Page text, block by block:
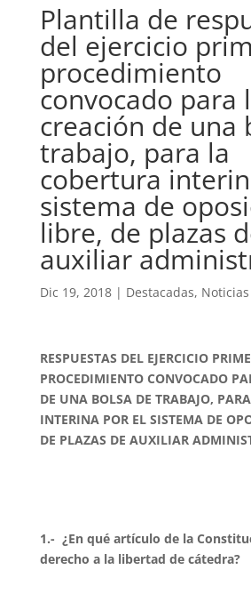
Plantilla de
del ejercicio
procedimiento
convocado para
creación de una
trabajo, para la
cobertura
sistema de
libre, de plazas
auxiliar
Dic 19, 2018| Destacadas, Noticias
RESPUESTAS DEL EJERCICIO
PROCEDIMIENTO CONVOCADO
DE UNA BOLSA DE TRABAJO,
INTERINA POR EL SISTEMA DE
DE PLAZAS DE AUXILIAR
1.- ¿En qué artículo de la
derecho a la libertad de cátedra?